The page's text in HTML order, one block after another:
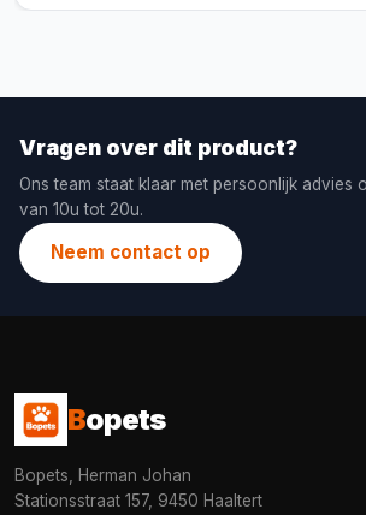
Vragen over dit product?
Ons team staat klaar met persoonlijk advies
van 10u tot 20u.
Neem contact op
Bopets
Bopets, Herman Johan
Stationsstraat 157, 9450 Haaltert